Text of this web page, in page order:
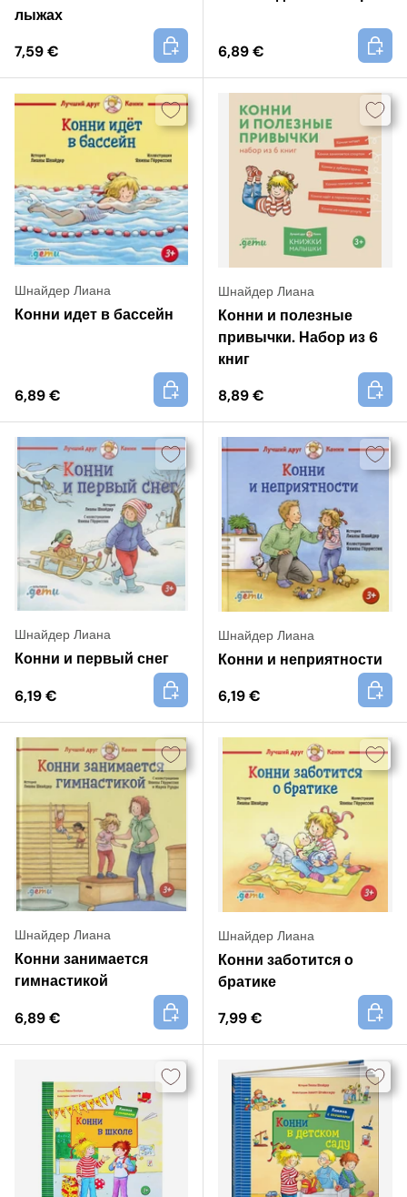
лыжах
7,59 €
+
6,89 €
+
Шнайдер Лиана
Конни идет в бассейн
6,89 €
+
Шнайдер Лиана
Конни и полезные
привычки. Набор из 6
книг
8,89 €
+
Шнайдер Лиана
Конни и первый снег
6,19 €
+
Шнайдер Лиана
Конни и неприятности
6,19 €
+
Шнайдер Лиана
Конни занимается
гимнастикой
6,89 €
+
Шнайдер Лиана
Конни заботится о
братике
7,99 €
+